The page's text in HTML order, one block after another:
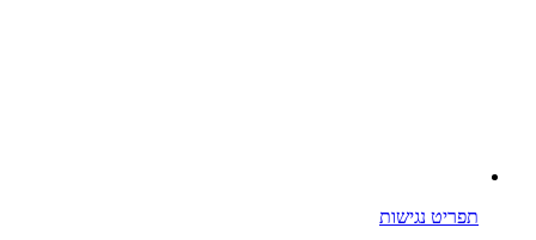
תפריט נגישות